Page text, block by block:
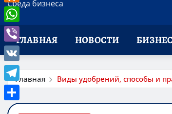
Среда бизнеса
ГЛАВНАЯ НОВОСТИ
Главная Виды удобрений, способы и
Odnoklassniki
WhatsApp
Viber
VK
Telegram
Отправить